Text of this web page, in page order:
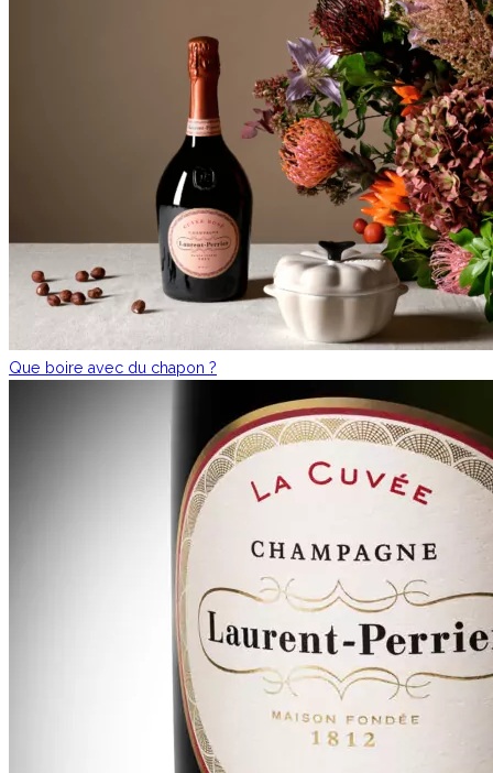
Que boire avec du chapon ?